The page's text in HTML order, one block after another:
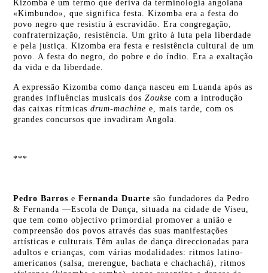
Kizomba é um termo que deriva da terminologia angolana
«Kimbundo», que significa festa. Kizomba era a festa do
povo negro que resistiu à escravidão. Era congregação,
confraternização, resistência. Um grito à luta pela liberdade
e pela justiça. Kizomba era festa e resistência cultural de um
povo. A festa do negro, do pobre e do índio. Era a exaltação
da vida e da liberdade.
A expressão Kizomba como dança nasceu em Luanda após as
grandes influências musicais dosZoukse com a introdução
das caixas rítmicasdrum-machine e, mais tarde, com os
grandes concursos que invadiram Angola.
***
Pedro Barros eFernanda Duarte são fundadores da Pedro
& Fernanda —Escola de Dança, situada na cidade de Viseu,
que tem como objectivo primordial promover a união e
compreensão dos povos através das suas manifestações
artísticas e culturais.Têm aulas de dança direccionadas para
adultos e crianças, com várias modalidades: ritmos latino-
americanos (salsa, merengue, bachata e chachachá), ritmos